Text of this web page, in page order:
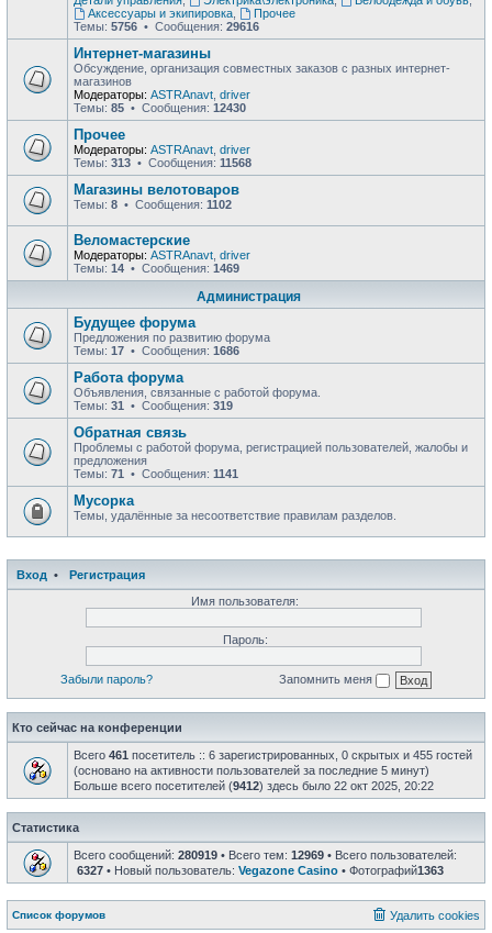
Аксессуары и экипировка,
Прочее
Темы: 5756 • Сообщения: 29616
Интернет-магазины
Обсуждение, организация совместных заказов с разных интернет-
магазинов
Модераторы: ASTRAnavt driver
Темы: 85 • Сообщения: 12430
Прочее
Модераторы: ASTRAnavt driver
Темы: 313 • Сообщения: 11568
Магазины велотоваров
Темы: 8 • Сообщения: 1102
Веломастерские
Модераторы: ASTRAnavt driver
Темы: 14 • Сообщения: 1469
Администрация
Будущее форума
Предложения по развитию форума
Темы: 17 • Сообщения: 1686
Работа форума
Объявления, связанные с работой форума.
Темы: 31 • Сообщения: 319
Обратная связь
Проблемы с работой форума, регистрацией пользователей, жалобы и
предложения
Темы: 71 • Сообщения: 1141
Мусорка
Темы, удалённые за несоответствие правилам разделов.
Вход •
Регистрация
Имя пользователя:
Пароль:
Забыли пароль? Запомнить меня
Кто сейчас на конференции
Всего 461 посетитель :: 6 зарегистрированных, 0 скрытых и 455 гостей
(основано на активности пользователей за последние 5 минут)
Больше всего посетителей (9412) здесь было 22 окт 2025, 20:22
Статистика
Всего сообщений: 280919 • Всего тем: 12969 • Всего пользователей:
6327 • Новый пользователь: Vegazone Casino • Фотографий1363
Список форумов Удалить cookies